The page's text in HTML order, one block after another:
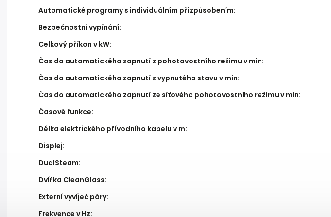
Automatické programy s individuálním přizpůsobením:
Bezpečnostní vypínání:
Celkový příkon v kW:
Čas do automatického zapnutí z pohotovostního režimu v min:
Čas do automatického zapnutí z vypnutého stavu v min:
Čas do automatického zapnutí ze síťového pohotovostního režimu v min:
Časové funkce:
Délka elektrického přívodního kabelu v m:
Displej:
DualSteam:
Dvířka CleanGlass:
Externí vyvíječ páry:
Frekvence v Hz: